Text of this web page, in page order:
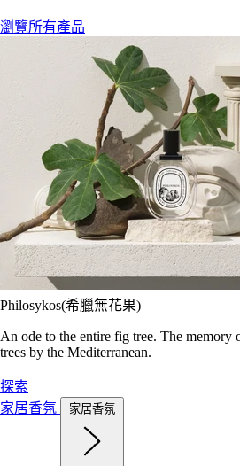
瀏覽所有產品
Philosykos(希臘無花果)
An ode to the entire fig tree. The
trees by the Mediterranean.
探索
家居香氛
家居香氛